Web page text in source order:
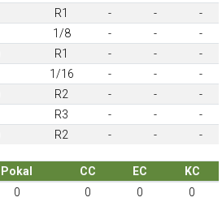
R1 - -
-
1/8 - -
-
R1 - -
-
1/16 - -
-
R2 - -
-
R3 - -
-
R2 - - -
Pokal CC EC
KC
0 0 0 0